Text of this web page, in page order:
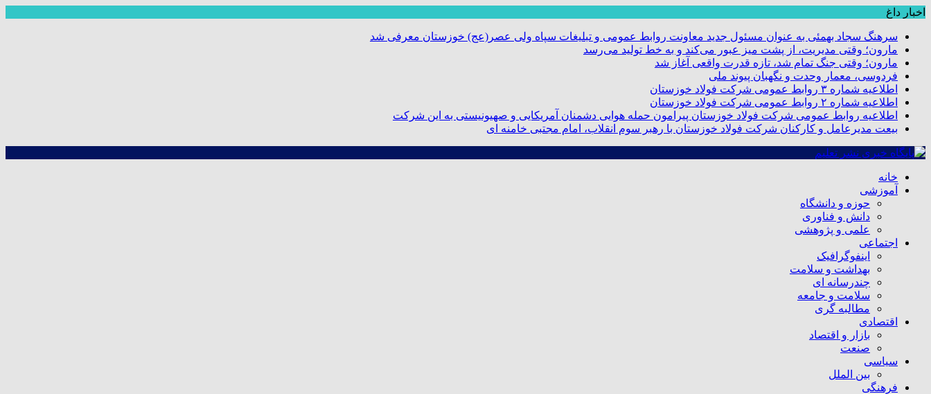
اخبار داغ
سرهنگ سجاد بهمئی به عنوان مسئول جدید معاونت روابط عمومی و تبلیغات سپاه ولی عصر(عج) خوزستان معرفی شد
مارون؛ وقتی مدیریت، از پشت میز عبور می‌کند و به خط تولید می‌رسد
مارون؛ وقتی جنگ تمام شد، تازه قدرت واقعی آغاز شد
فردوسی، معمار وحدت و نگهبان پیوند ملی
اطلاعیه شماره ۳ روابط عمومی شرکت فولاد خوزستان
اطلاعیه شماره ۲ روابط عمومی شرکت فولاد خوزستان
اطلاعیه روابط عمومی شرکت فولاد خوزستان پیرامون حمله هوایی دشمنان آمریکایی و صهیونیستی به این شرکت
بیعت مدیرعامل و کارکنان شرکت فولاد خوزستان با رهبر سوم انقلاب، امام مجتبی خامنه ای
خانه
آموزشی
حوزه و دانشگاه
دانش و فناوری
علمی و پژوهشی
اجتماعی
اینفوگرافیک
بهداشت و سلامت
چندرسانه ای
سلامت و جامعه
مطالبه گری
اقتصادی
بازار و اقتصاد
صنعت
سیاسی
بین الملل
فرهنگی